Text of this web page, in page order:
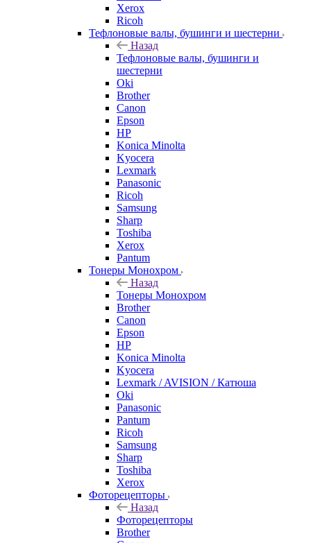
Xerox
Ricoh
Тефлоновые валы, бушинги и шестерни
Назад
Тефлоновые валы, бушинги и
шестерни
Oki
Brother
Canon
Epson
HP
Konica Minolta
Kyocera
Lexmark
Panasonic
Ricoh
Samsung
Sharp
Toshiba
Xerox
Pantum
Тонеры Монохром
Назад
Тонеры Монохром
Brother
Canon
Epson
HP
Konica Minolta
Kyocera
Lexmark / AVISION / Катюша
Oki
Panasonic
Pantum
Ricoh
Samsung
Sharp
Toshiba
Xerox
Фоторецепторы
Назад
Фоторецепторы
Brother